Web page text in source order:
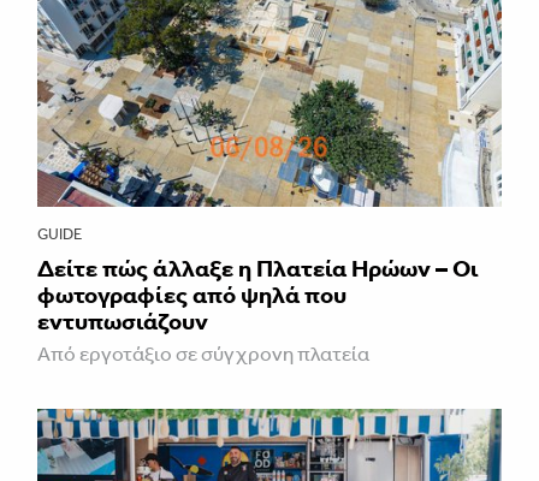
GUIDE
Δείτε πώς άλλαξε η Πλατεία Ηρώων – Οι
φωτογραφίες από ψηλά που
εντυπωσιάζουν
Από εργοτάξιο σε σύγχρονη πλατεία